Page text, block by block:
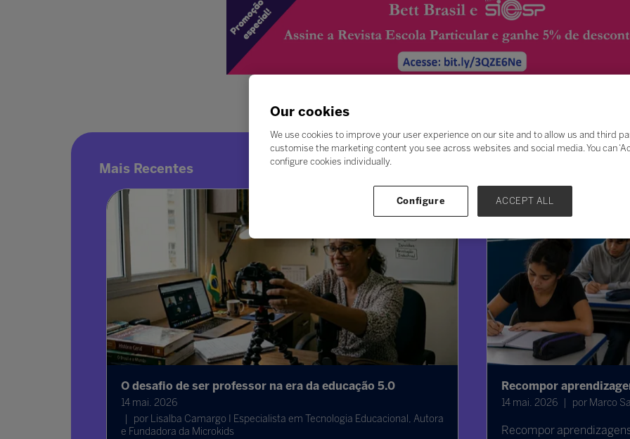
Mais Recentes
O desafio de ser professor na era da educação 5.0
14 mai. 2026
por Lisalba Camargo I Especialista em Tecnologia Educacional, Autora
e Fundadora da Microkids
Recompor
14 mai. 2026 por Marco
Recompor
Our cookies
We use cookies to improve your user experience on our site and to allow us and third
customise the marketing content you see across websites and social media. You can
configure cookies individually.
Configure ACCEPT ALL